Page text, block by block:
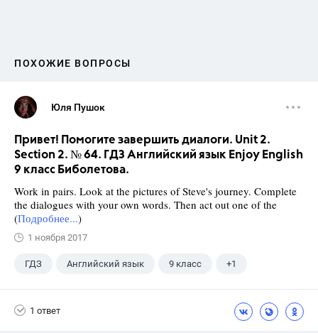
ПОХОЖИЕ ВОПРОСЫ
Юля Пушок
Привет! Помогите завершить диалоги. Unit 2.
Section 2. № 64. ГДЗ Английский язык Enjoy English
9 класс Биболетова.
Work in pairs. Look at the pictures of Steve's journey. Complete
the dialogues with your own words. Then act out one of the
(Подробнее...)
1 ноября 2017
ГДЗ Английский язык 9 класс +1
1 ответ